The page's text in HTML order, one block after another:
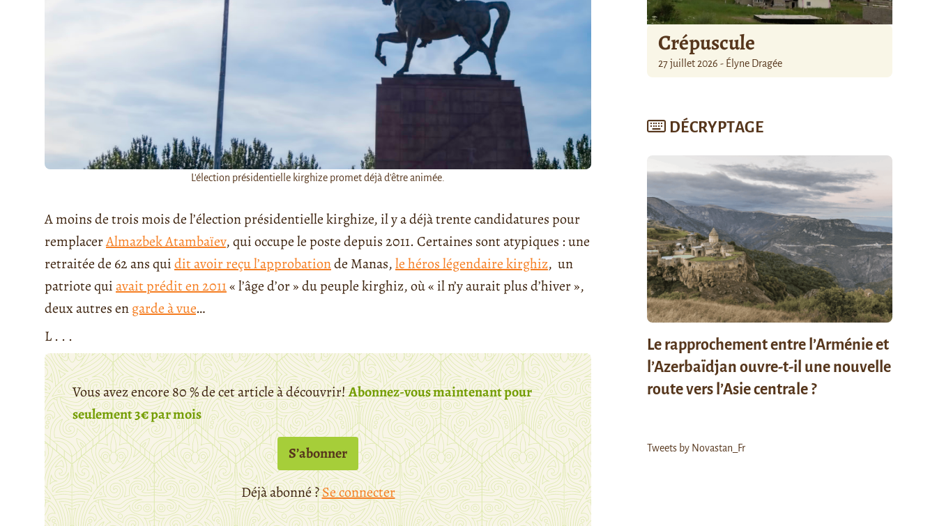
L'élection présidentielle kirghize promet déjà d'être animée.
A moins de trois mois de l’élection présidentielle kirghize, il y a déjà trente candidatures pour
remplacerAlmazbek Atambaïev, qui occupe le poste depuis 2011. Certaines sont atypiques : une
retraitée de 62 ans quidit avoir reçu l’approbationde Manas,le héros légendaire kirghiz, un
patriote quiavait prédit en 2011« l’âge d’or » du peuple kirghiz, où « il n’y aurait plus d’hiver »,
deux autres engarde à vue…
L . . .
Vous avez encore 80 % de cet article à découvrir!Abonnez-vous maintenant pour
seulement 3€ par mois
S’abonner
Déjà abonné ?Se connecter
Crépuscule
27 juillet 2026 - Élyne Dragée
DÉCRYPTAGE
Le rapprochement entre l’Arménie et
l’Azerbaïdjan ouvre-t-il une nouvelle
route vers l’Asie centrale ?
Tweets by Novastan_Fr